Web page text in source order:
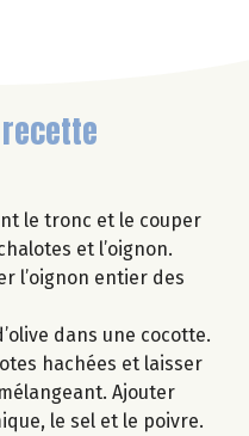
recette
le tronc et le couper
et l’oignon.
l’oignon entier des
dans une cocotte.
hachées et laisser
Ajouter
le sel et le poivre.